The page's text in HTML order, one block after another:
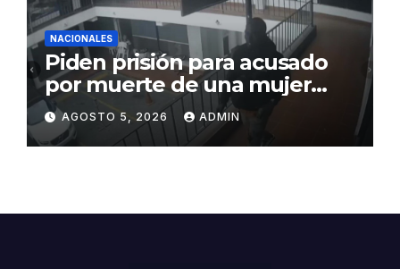
NACIONALES
Piden prisión para acusado
por muerte de una mujer
durante intento de robo en
plaza comercial en Piantini
AGOSTO 5, 2026 ADMIN